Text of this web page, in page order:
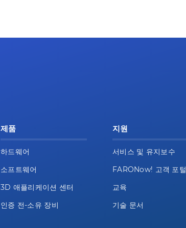
제품
하드웨어
소프트웨어
3D 애플리케이션 센터
인증 전-소유 장비
지원
서비스 및 유지보수
FARONow! 고객 포털
교육
기술 문서